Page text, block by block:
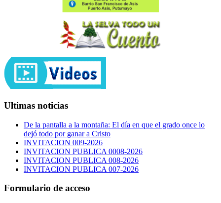
Ultimas noticias
De la pantalla a la montaña: El día en que el grado once lo
dejó todo por ganar a Cristo
INVITACION 009-2026
INVITACION PUBLICA 0008-2026
INVITACION PUBLICA 008-2026
INVITACION PUBLICA 007-2026
Formulario de acceso